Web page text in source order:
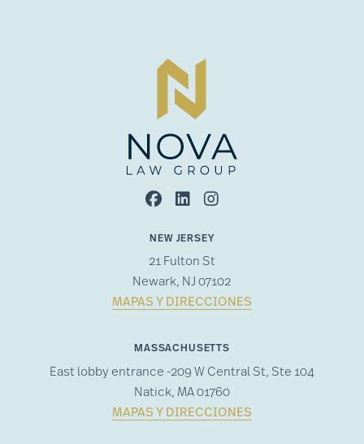
NEW JERSEY
21 Fulton St
Newark, NJ 07102
MAPAS Y DIRECCIONES
MASSACHUSETTS
East lobby entrance -209 W Central St, Ste 104
Natick, MA 01760
MAPAS Y DIRECCIONES